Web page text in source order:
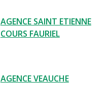
AGENCE SAINT ETIENNE
COURS FAURIEL
AGENCE VEAUCHE